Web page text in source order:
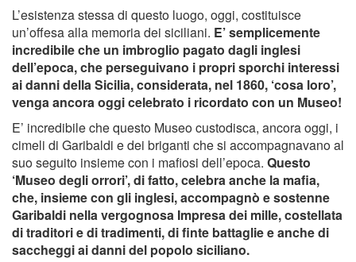
L’esistenza stessa di questo luogo, oggi, costituisce
un’offesa alla memoria dei siciliani. E’ semplicemente
incredibile che un imbroglio pagato dagli inglesi
dell’epoca, che perseguivano i propri sporchi interessi
ai danni della Sicilia, considerata, nel 1860, ‘cosa loro’,
venga ancora oggi celebrato i ricordato con un Museo!
E’ incredibile che questo Museo custodisca, ancora oggi, i
cimeli di Garibaldi e dei briganti che si accompagnavano al
suo seguito insieme con i mafiosi dell’epoca. Questo
‘Museo degli orrori’, di fatto, celebra anche la mafia,
che, insieme con gli inglesi, accompagnò e sostenne
Garibaldi nella vergognosa Impresa dei mille, costellata
di traditori e di tradimenti, di finte battaglie e anche di
saccheggi ai danni del popolo siciliano.